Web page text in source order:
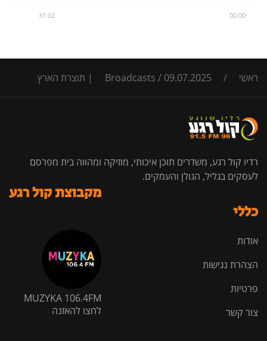
00:00
31:02
ראשי /
Broadcasts / 09.07.2025 | תוצרת הארץ
רדיו קול רגע, משדרים תוכן איכותי, מוזיקה ומהווה בית מפרסם
לעסקים בגליל, הגולן והעמקים.
כללי
אודות
הצהרת נגישות
פרטיות
צור קשר
מקבוצת קול רגע
MUZYKA 106.4FM
לחצו להאזנה